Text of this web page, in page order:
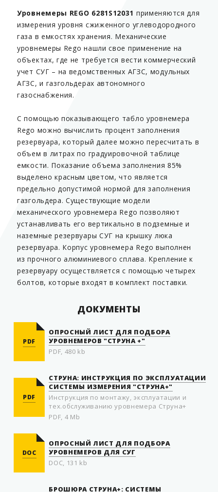
Уровнемеры REGO 6281S12031 применяются для
измерения уровня сжиженного углеводородного
газа в емкостях хранения. Механические
уровнемеры Rego нашли свое применение на
объектах, где не требуется вести коммерческий
учет СУГ – на ведомственных АГЗС, модульных
АГЗС, и газгольдерах автономного
газоснабжения.
С помощью показывающего табло уровнемера
Rego можно вычислить процент заполнения
резервуара, который далее можно пересчитать в
объем в литрах по градуировочной таблице
емкости. Показание объема заполнения 85%
выделено красным цветом, что является
предельно допустимой нормой для заполнения
газгольдера. Существующие модели
механического уровнемера Rego позволяют
устанавливать его вертикально в подземные и
наземные резервуары СУГ на крышку люка
резервуара. Корпус уровнемера Rego выполнен
из прочного алюминиевого сплава. Крепление к
резервуару осуществляется с помощью четырех
болтов, которые входят в комплект поставки.
ДОКУМЕНТЫ
PDF
ОПРОСНЫЙ ЛИСТ ДЛЯ ПОДБОРА
УРОВНЕМЕРОВ "СТРУНА +"
PDF, 480 kb
PDF
СТРУНА: ИНСТРУКЦИЯ ПО ЭКСПЛУАТАЦИИ
СИСТЕМЫ ИЗМЕРЕНИЯ "СТРУНА+"
Инструкция по монтажу, эксплуатации и
тех.обслуживанию уровнемера Струна+
PDF, 4 Mb
DOC
ОПРОСНЫЙ ЛИСТ ДЛЯ ПОДБОРА
УРОВНЕМЕРОВ ДЛЯ СУГ
DOC, 131 kb
БРОШЮРА СТРУНА+: СИСТЕМЫ